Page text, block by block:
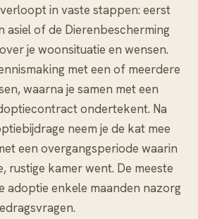
in vaste stappen: eerst
asiel of de Dierenbescherming
je woonsituatie en wensen.
met een of meerdere
waarna je samen met een
ondertekent. Na
neem je de kat mee
een overgangsperiode waarin
rustige kamer went. De meeste
adoptie enkele maanden nazorg